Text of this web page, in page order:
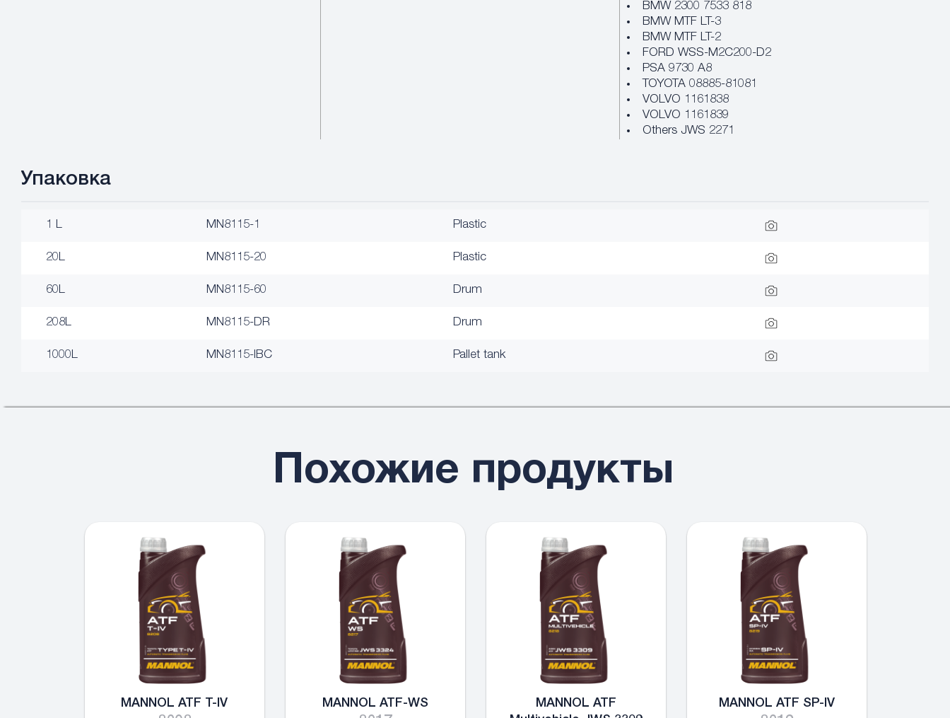
BMW 2300 7533 818
BMW MTF LT-3
BMW MTF LT-2
FORD WSS-M2C200-D2
PSA 9730 A8
TOYOTA 08885-81081
VOLVO 1161838
VOLVO 1161839
Others JWS 2271
Упаковка
1 L MN8115-1 Plastic
20L MN8115-20 Plastic
60L MN8115-60 Drum
208L MN8115-DR Drum
1000L MN8115-IBC Pallet tank
Похожие продукты
MANNOL ATF T-IV MANNOL ATF-WS
MANNOL ATF
MANNOL ATF SP-IV